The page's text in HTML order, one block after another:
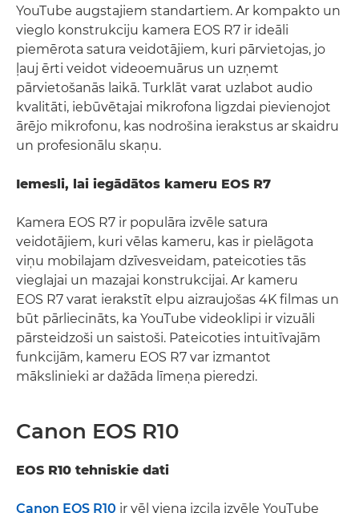
YouTube augstajiem standartiem. Ar kompakto un
vieglo konstrukciju kamera EOS R7 ir ideāli
piemērota satura veidotājiem, kuri pārvietojas, jo
ļauj ērti veidot videoemuārus un uzņemt
pārvietošanās laikā. Turklāt varat uzlabot audio
kvalitāti, iebūvētajai mikrofona ligzdai pievienojot
ārējo mikrofonu, kas nodrošina ierakstus ar skaidru
un profesionālu skaņu.
Iemesli, lai iegādātos kameru EOS R7
Kamera EOS R7 ir populāra izvēle satura
veidotājiem, kuri vēlas kameru, kas ir pielāgota
viņu mobilajam dzīvesveidam, pateicoties tās
vieglajai un mazajai konstrukcijai. Ar kameru
EOS R7 varat ierakstīt elpu aizraujošas 4K filmas un
būt pārliecināts, ka YouTube videoklipi ir vizuāli
pārsteidzoši un saistoši. Pateicoties intuitīvajām
funkcijām, kameru EOS R7 var izmantot
mākslinieki ar dažāda līmeņa pieredzi.
Canon EOS R10
EOS R10 tehniskie dati
Canon EOS R10 ir vēl viena izcila izvēle YouTube